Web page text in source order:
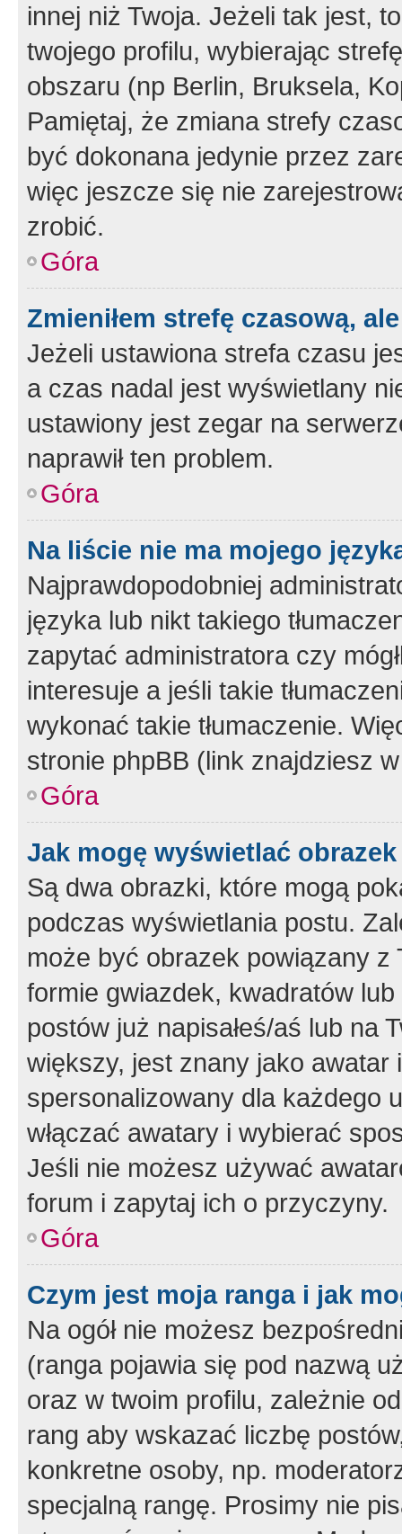
innej niż Twoja. Jeżeli tak jest,
twojego profilu, wybierając
obszaru (np Berlin, Bruksela,
Pamiętaj, że zmiana strefy
być dokonana jedynie przez
więc jeszcze się nie
zrobić.
Góra
Zmieniłem strefę czasową,
Jeżeli ustawiona strefa czasu
a czas nadal jest wyświetlany
ustawiony jest zegar na
naprawił ten problem.
Góra
Na liście nie ma mojego
Najprawdopodobniej
języka lub nikt takiego
zapytać administratora czy
interesuje a jeśli takie
wykonać takie tłumaczenie.
stronie phpBB (link znajdziesz
Góra
Jak mogę wyświetlać
Są dwa obrazki, które mogą
podczas wyświetlania postu.
może być obrazek powiązany z
formie gwiazdek, kwadratów
postów już napisałeś/aś lub na
większy, jest znany jako
spersonalizowany dla każdego
włączać awatary i wybierać
Jeśli nie możesz używać
forum i zapytaj ich o przyczyny.
Góra
Czym jest moja ranga i jak
Na ogół nie możesz
(ranga pojawia się pod nazwą
oraz w twoim profilu, zależnie
rang aby wskazać liczbę
konkretne osoby, np.
specjalną rangę. Prosimy nie